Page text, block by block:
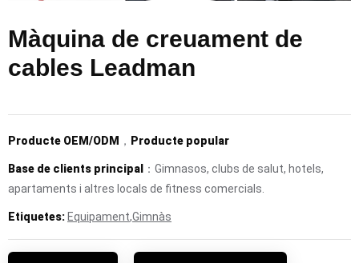
Màquina de creuament de
cables Leadman
Producte OEM/ODM ， Producte popular
Base de clients principal
：Gimnasos, clubs de salut, hotels,
apartaments i altres locals de fitness comercials.
Etiquetes: Equipament,Gimnàs